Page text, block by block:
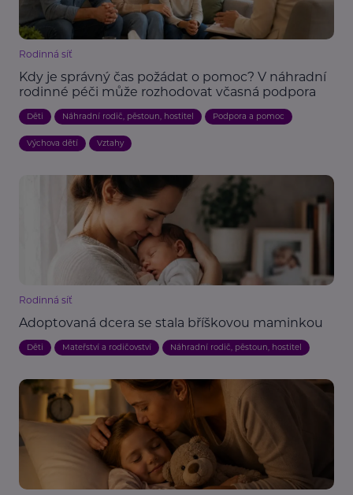
Rodinná síť
Kdy je správný čas požádat o pomoc? V náhradní
rodinné péči může rozhodovat včasná podpora
Děti Náhradní rodič, pěstoun, hostitel Podpora a pomoc
Výchova dětí Vztahy
Rodinná síť
Adoptovaná dcera se stala bříškovou maminkou
Děti Mateřství a rodičovství Náhradní rodič, pěstoun, hostitel